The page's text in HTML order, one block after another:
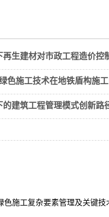
生建材对市政工程造价控
色施工技术在地铁盾构施
建筑工程管理模式创新路